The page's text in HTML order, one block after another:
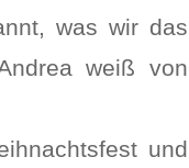
was wir das
weiß von
und